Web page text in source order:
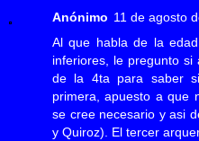
Anónimo 11 de agosto
Al que habla de la
inferiores, le pregunto
de la 4ta para saber
primera, apuesto a que
se cree necesario y asi
y Quiroz). El tercer